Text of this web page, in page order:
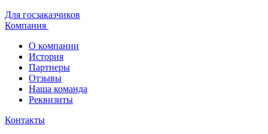
Для госзаказчиков
Компания
О компании
История
Партнеры
Отзывы
Наша команда
Реквизиты
Контакты